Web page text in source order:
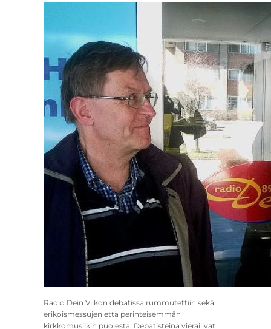
Radio Dein Viikon debatissa rummutettiin sekä
erikoismessujen että perinteisemmän
kirkkomusiikin puolesta. Debatisteina vierailivat